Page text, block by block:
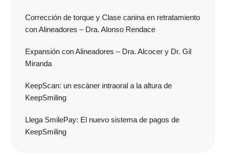
Corrección de torque y Clase canina en retratamiento
con Alineadores – Dra. Alonso Rendace
Expansión con Alineadores – Dra. Alcocer y Dr. Gil
Miranda
KeepScan: un escáner intraoral a la altura de
KeepSmiling
Llega SmilePay: El nuevo sistema de pagos de
KeepSmiling